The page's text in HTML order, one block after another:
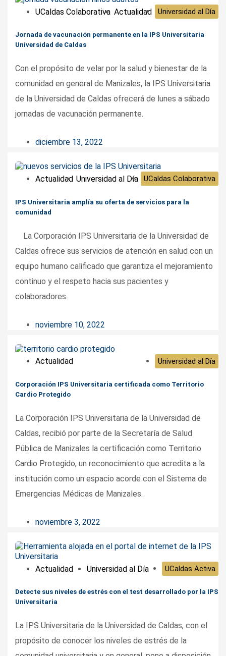
UCaldas Colaborativa Actualidad Universidad al Día
Jornada de vacunación permanente en la IPS Universitaria
Universidad de Caldas
Con el propósito de velar por la salud y bienestar de la
comunidad en general de Manizales, la IPS Universitaria
de la Universidad de Caldas ofrecerá de lunes a sábado
jornadas de vacunación permanente.
diciembre 13, 2022
Actualidad Universidad al Día UCaldas Colaborativa
IPS Universitaria amplía su oferta de servicios para la
comunidad
La Corporación IPS Universitaria de la Universidad de
Caldas ofrece sus servicios de atención en salud con un
equipo humano calificado que garantiza el mejoramiento
continuo y el respeto hacia sus pacientes y
colaboradores.
noviembre 10, 2022
Actualidad Universidad al Día
Corporación IPS Universitaria certificada como Territorio
Cardio Protegido
La Corporación IPS Universitaria de la Universidad de
Caldas, recibió por parte de la Secretaría de Salud
Pública de Manizales la certificación como Territorio
Cardio Protegido, un reconocimiento que acredita a la
institución como un espacio acorde con el Sistema de
Emergencias Médicas de Manizales.
noviembre 3, 2022
Actualidad Universidad al Día UCaldas Activa
Detecte sus niveles de estrés con el test desarrollado por la IPS
Universitaria
La IPS Universitaria de la Universidad de Caldas, con el
propósito de conocer los niveles de estrés de la